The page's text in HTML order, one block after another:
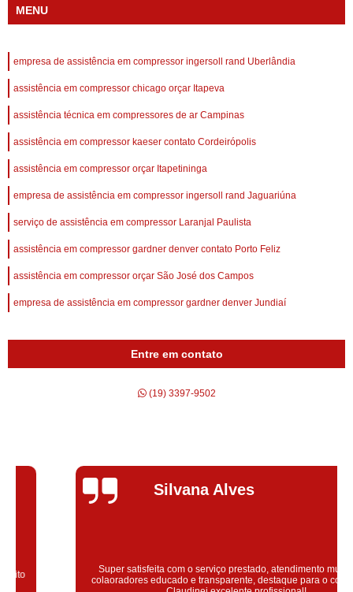
MENU
empresa de assistência em compressor ingersoll rand Uberlândia
assistência em compressor chicago orçar Itapeva
assistência técnica em compressores de ar Campinas
assistência em compressor kaeser contato Cordeirópolis
assistência em compressor orçar Itapetininga
empresa de assistência em compressor ingersoll rand Jaguariúna
serviço de assistência em compressor Laranjal Paulista
assistência em compressor gardner denver contato Porto Feliz
assistência em compressor orçar São José dos Campos
empresa de assistência em compressor gardner denver Jundiaí
Entre em contato
(19) 3397-9502
Silvana Alves
Super satisfeita com o serviço prestado, atendimento muito bom!
colaoradores educado e transparente, destaque para o colaborador